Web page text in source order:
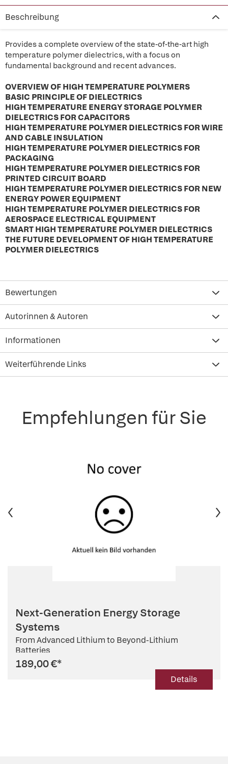
Beschreibung
Provides a complete overview of the state-of-the-art high
temperature polymer dielectrics, with a focus on
fundamental background and recent advances.
OVERVIEW OF HIGH TEMPERATURE POLYMERS
BASIC PRINCIPLE OF DIELECTRICS
HIGH TEMPERATURE ENERGY STORAGE POLYMER
DIELECTRICS FOR CAPACITORS
HIGH TEMPERATURE POLYMER DIELECTRICS FOR WIRE
AND CABLE INSULATION
HIGH TEMPERATURE POLYMER DIELECTRICS FOR
PACKAGING
HIGH TEMPERATURE POLYMER DIELECTRICS FOR
PRINTED CIRCUIT BOARD
HIGH TEMPERATURE POLYMER DIELECTRICS FOR NEW
ENERGY POWER EQUIPMENT
HIGH TEMPERATURE POLYMER DIELECTRICS FOR
AEROSPACE ELECTRICAL EQUIPMENT
SMART HIGH TEMPERATURE POLYMER DIELECTRICS
THE FUTURE DEVELOPMENT OF HIGH TEMPERATURE
POLYMER DIELECTRICS
Bewertungen
Autorinnen & Autoren
Informationen
Weiterführende Links
Empfehlungen für Sie
Next-Generation Energy Storage
Systems
From Advanced Lithium to Beyond-Lithium
Batteries
189,00 €*
Details